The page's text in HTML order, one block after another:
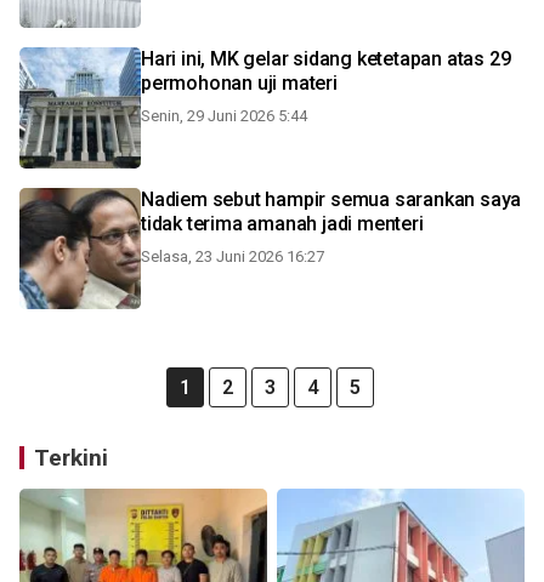
Hari ini, MK gelar sidang ketetapan atas 29
permohonan uji materi
Senin, 29 Juni 2026 5:44
Nadiem sebut hampir semua sarankan saya
tidak terima amanah jadi menteri
Selasa, 23 Juni 2026 16:27
1 2 3 4 5
Terkini